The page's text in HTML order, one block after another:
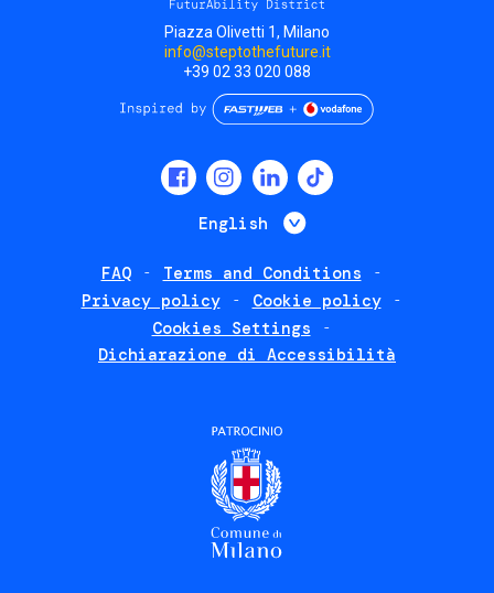
Piazza Olivetti 1, Milano
info@steptothefuture.it
+39 02 33 020 088
English List additional
FAQ
Terms and Conditions
Privacy policy
Cookie policy
Cookies Settings
Dichiarazione di Accessibilità